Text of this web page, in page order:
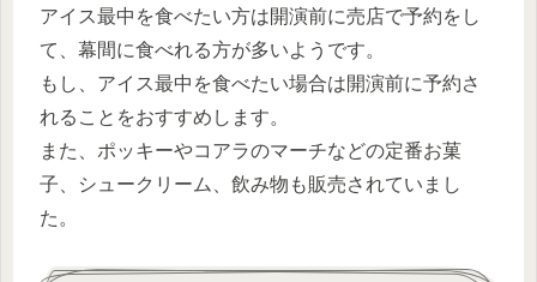
アイス最中を食べたい方は開演前に売店で予約をし
て、幕間に食べれる方が多いようです。
もし、アイス最中を食べたい場合は開演前に予約さ
れることをおすすめします。
また、ポッキーやコアラのマーチなどの定番お菓
子、シュークリーム、飲み物も販売されていまし
た。